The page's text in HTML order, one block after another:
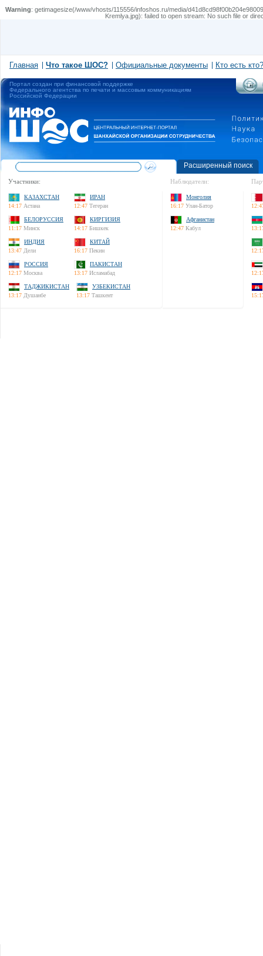
Warning: getimagesize(/www/vhosts/115556/infoshos.ru/media/
Kremlya.jpg): failed to open stream: No such file or
Главная Что такое ШОС? Официальные документы Кто есть кто?
Портал создан при финансовой поддержке
Федерального агентства по печати и массовым коммуникациям
Российской Федерации
Расширенный поиск
Участники:
КАЗАХСТАН
14:17 Астана
ИРАН
12:47 Тегеран
БЕЛОРУССИЯ
11:17 Минск
КИРГИЗИЯ
14:17 Бишкек
ИНДИЯ
13:47 Дели
КИТАЙ
16:17 Пекин
РОССИЯ
12:17 Москва
ПАКИСТАН
13:17 Исламабад
ТАДЖИКИСТАН
13:17 Душанбе
УЗБЕКИСТАН
13:17 Ташкент
Наблюдатели:
Монголия
16:17 Улан-Батор
Афганистан
12:47 Кабул